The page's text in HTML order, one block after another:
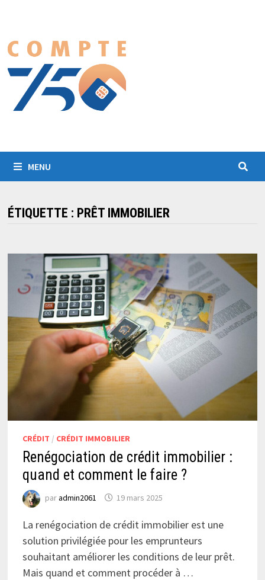
contenu
MENU
ÉTIQUETTE : PRÊT IMMOBILIER
CRÉDIT / CRÉDIT IMMOBILIER
Renégociation de crédit immobilier :
quand et comment le faire ?
paradmin2061 19 mars 2025
La renégociation de crédit immobilier est une
solution privilégiée pour les emprunteurs
souhaitant améliorer les conditions de leur prêt.
Mais quand et comment procéder à …